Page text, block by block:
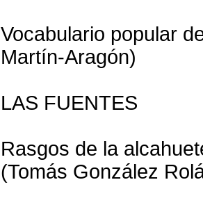
Vocabulario popular
Martín-Aragón)
LAS FUENTES
Rasgos de la
(Tomás González